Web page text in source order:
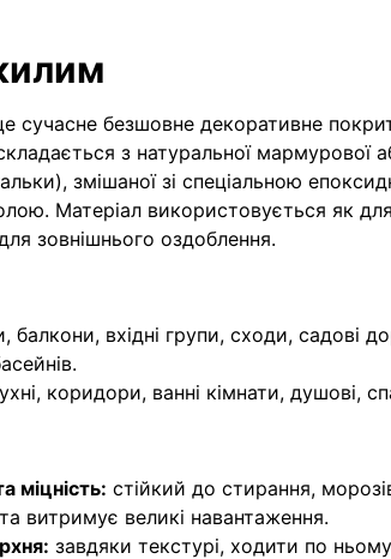
сучасне безшовне декоративне
з натуральної мармурової
змішаної зі спеціальною
. Матеріал використовується як для
зовнішнього оздоблення.
балкони, вхідні групи, сходи, садові
коридори, ванні кімнати, душові,
міцність: стійкий до стирання,
витримує великі навантаження.
завдяки текстурі, ходити по